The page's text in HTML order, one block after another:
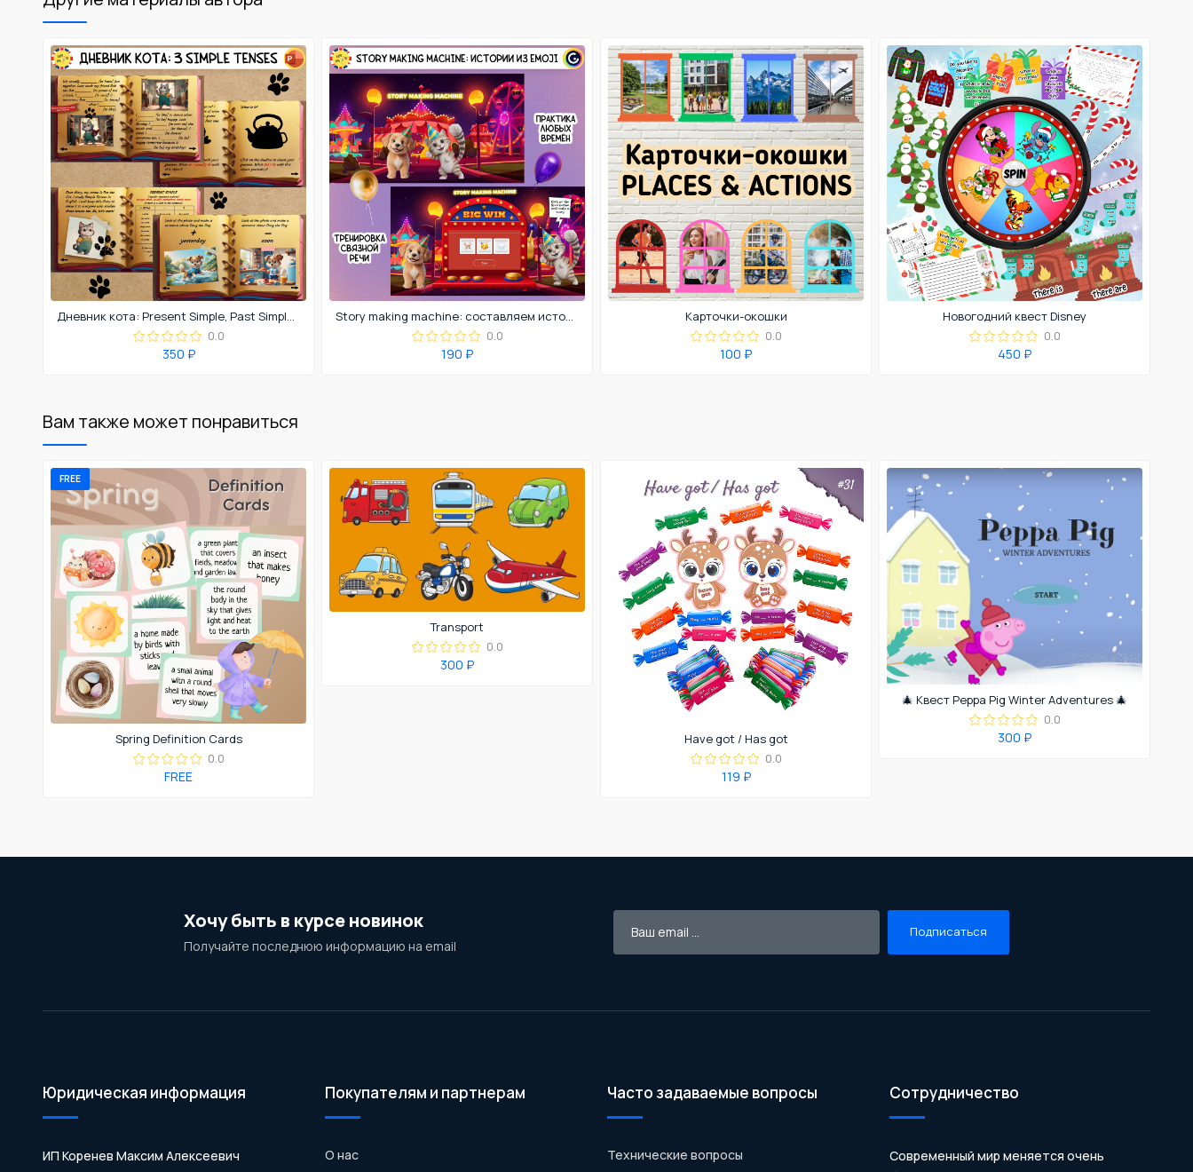
Дневник кота: Present Simple, Past Simple, Future Simple
0.0
350 ₽
Story making machine: составляем истории по emoji
0.0
190 ₽
Карточки-окошки
0.0
100 ₽
Новогодний квест Disney
0.0
450 ₽
Вам также может понравиться
FREE
Spring Definition Cards
0.0
FREE
Transport
0.0
300 ₽
Have got / Has got
0.0
119 ₽
🎄 Квест Peppa Pig Winter Adventures 🎄
0.0
300 ₽
Хочу быть в курсе новинок
Получайте последнюю информацию на email
Подписаться
Юридическая информация
ИП Коренев Максим Алексеевич
Покупателям и партнерам
О нас
Часто задаваемые вопросы
Технические вопросы
Сотрудничество
Современный мир меняется очень